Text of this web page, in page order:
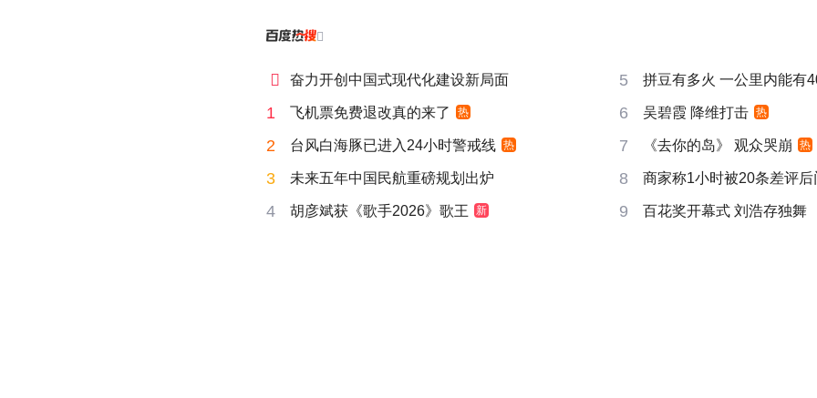

 奋力开创中国式现代化建设新局面 5 拼豆有多火 一公里内能有
1 飞机票免费退改真的来了 热 6 吴碧霞 降维打击 热
2 台风白海豚已进入24小时警戒线 热 7 《去你的岛》 观众哭崩 热
3 未来五年中国民航重磅规划出炉 8 商家称1小时被20条差评后
4 胡彦斌获《歌手2026》歌王 新 9 百花奖开幕式 刘浩存独舞